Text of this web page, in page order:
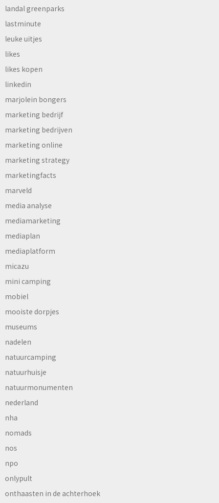
landal greenparks
lastminute
leuke uitjes
likes
likes kopen
linkedin
marjolein bongers
marketing bedrijf
marketing bedrijven
marketing online
marketing strategy
marketingfacts
marveld
media analyse
mediamarketing
mediaplan
mediaplatform
micazu
mini camping
mobiel
mooiste dorpjes
museums
nadelen
natuurcamping
natuurhuisje
natuurmonumenten
nederland
nha
nomads
nos
npo
onlypult
onthaasten in de achterhoek